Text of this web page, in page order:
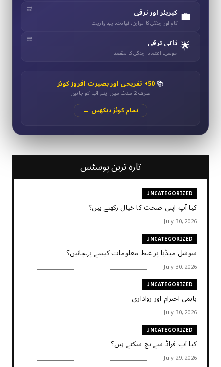
💼 کیریئر اور ترقی
کام اور زندگی کا توازن، قیادت، پیداواریت
🌟 ذاتی ترقی
خوشی، اعتماد، زندگی کا مقصد
📚50+ تفریحی اور بصیرت افروز کوئز
صرف 2 منٹ میں اپنے آپ کو جانیں
تمام کوئز دیکھیں →
تازہ ترین پوسٹس
UNCATEGORIZED
کیا آپ اپنی صحت کا خیال رکھتے ہیں؟
July 30, 2026
UNCATEGORIZED
سوشل میڈیا پر غلط معلومات کیسے پہچانیں؟
July 30, 2026
UNCATEGORIZED
باہمی احترام اور رواداری
July 30, 2026
UNCATEGORIZED
کیا آپ فراڈ سے بچ سکتے ہیں؟
July 29, 2026